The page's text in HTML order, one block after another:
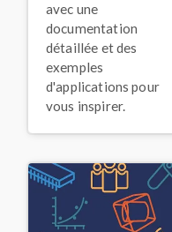
avec une
documentation
détaillée et des
exemples
d'applications pour
vous inspirer.